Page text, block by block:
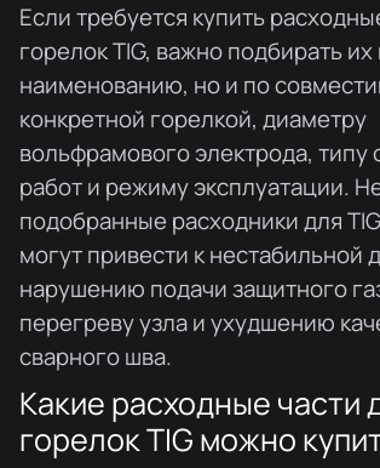
Если требуется купить
горелок TIG, важно подбирать
наименованию, но и по
конкретной горелкой, диаметру
вольфрамового электрода, типу
работ и режиму эксплуатации.
подобранные расходники для
могут привести к нестабильной
нарушению подачи защитного
перегреву узла и ухудшению
сварного шва.
Какие расходные части
горелок TIG можно